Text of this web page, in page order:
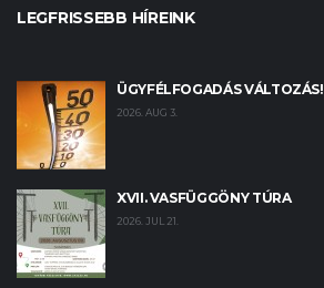
LEGFRISSEBB HÍREINK
ÜGYFÉLFOGADÁS VÁLTOZÁS!
2026. AUG 3.
XVII. VASFÜGGÖNY TÚRA
2026. JUL 21.